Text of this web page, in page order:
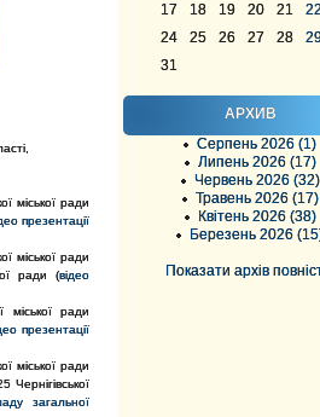
17
18 19 20 21
24
25 26 27 28
31
АРХИВ
Серпень 2026 (1)
Липень 2026 (17)
Червень 2026 (32)
Травень 2026 (17)
Квітень 2026 (38)
Березень 2026
Показати архів
міської ради
презентації
міської ради
ради (відео
міської ради
презентації
міської ради
загальної